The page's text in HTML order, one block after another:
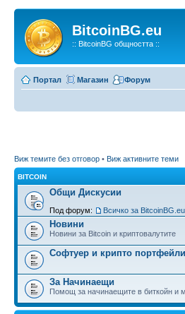
BitcoinBG.eu
:: BitcoinBG общността ::
Портал Магазин Форум
Виж темите без отговор • Виж активните теми
BITCOIN
Общи Дискусии
Под форум: Всичко за BitcoinBG.eu
Новини
Новини за Bitcoin и криптовалутите
Софтуер и крипто портфейли
За Начинаещи
Помощ за начинаещите в биткойн и